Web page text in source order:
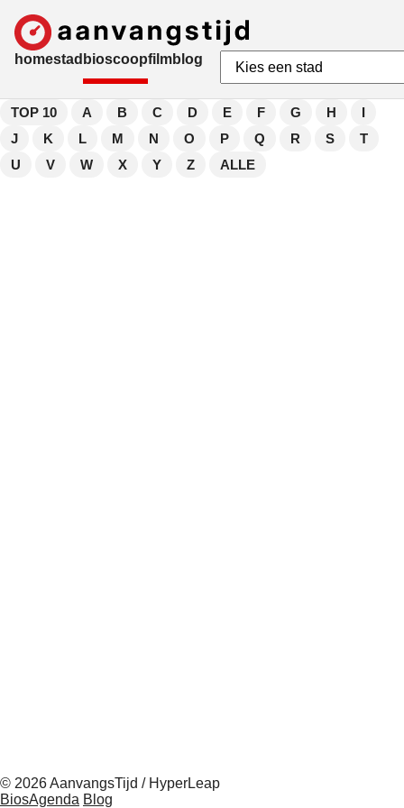
homestad bioscoopfilmblog
TOP 10 A B C D E F G H
I
J
K L M N O P Q R S
T
U
V W X Y Z ALLE
© 2026 AanvangsTijd / HyperLeap
BiosAgenda Blog